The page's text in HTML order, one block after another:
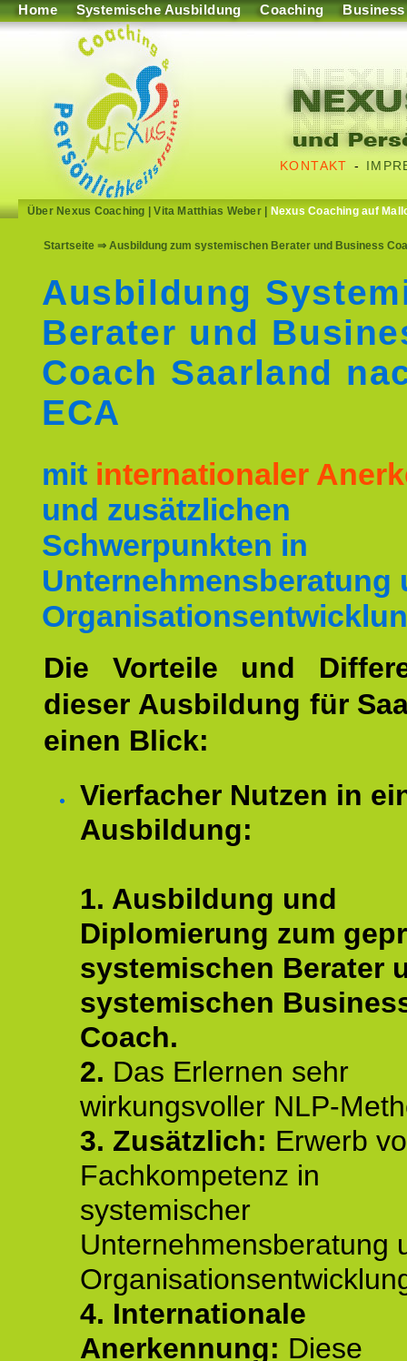
Home Systemische Ausbildung Coaching Business
KONTAKT -
Über Nexus Coaching |Vita Matthias Weber| Nexus Coaching auf
Startseite ⇒ Ausbildung zum systemischen Berater und Business
Ausbildung
Berater und
Coach Saarland
ECA
mit internationaler
und zusätzlichen
Schwerpunkten in
Unternehmensberatung
Die Vorteile und
dieser Ausbildung für
einen Blick:
Vierfacher Nutzen in
Ausbildung:
1. Ausbildung und
Diplomierung zum
systemischen Berater
systemischen
Coach.
2. Das Erlernen sehr
wirkungsvoller NLP-
3. Zusätzlich: Erwerb
Fachkompetenz in
systemischer
Unternehmensberatung
4. Internationale
Anerkennung: Diese